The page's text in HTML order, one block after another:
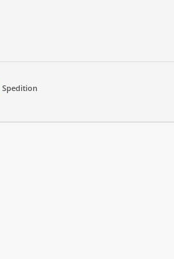
Spedition